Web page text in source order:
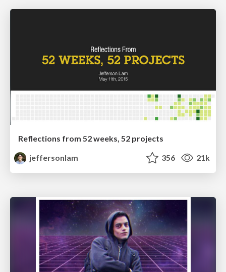
Reflections from 52 weeks, 52 projects
jeffersonlam
356 21k